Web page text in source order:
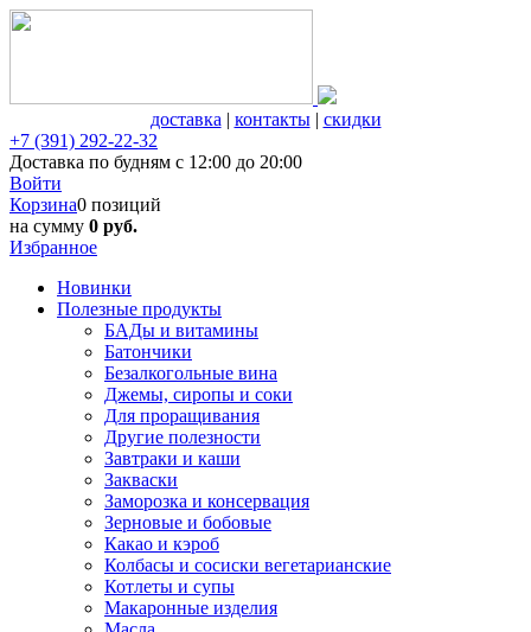
доставка | контакты| скидки
+7 (391) 292-22-32
Доставка по будням с 12:00 до 20:00
Войти
Корзина0 позиций
на сумму 0 руб.
Избранное
Новинки
Полезные продукты
БАДы и витамины
Батончики
Безалкогольные вина
Джемы, сиропы и соки
Для проращивания
Другие полезности
Завтраки и каши
Закваски
Заморозка и консервация
Зерновые и бобовые
Какао и кэроб
Колбасы и сосиски вегетарианские
Котлеты и супы
Макаронные изделия